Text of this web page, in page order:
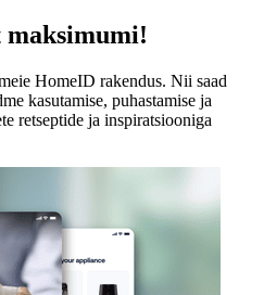
maksimumi!
HomeID rakendus. Nii saad
kasutamise, puhastamise ja
retseptide ja inspiratsiooniga